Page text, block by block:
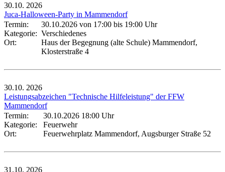
30.10. 2026
Juca-Halloween-Party in Mammendorf
Termin:
30.10.2026 von 17:00 bis 19:00 Uhr
Kategorie: Verschiedenes
Ort:
Haus der Begegnung (alte Schule) Mammendorf,
Klosterstraße 4
30.10. 2026
Leistungsabzeichen "Technische Hilfeleistung" der FFW
Mammendorf
Termin:
30.10.2026 18:00 Uhr
Kategorie:
Feuerwehr
Ort:
Feuerwehrplatz Mammendorf, Augsburger Straße 52
31.10. 2026